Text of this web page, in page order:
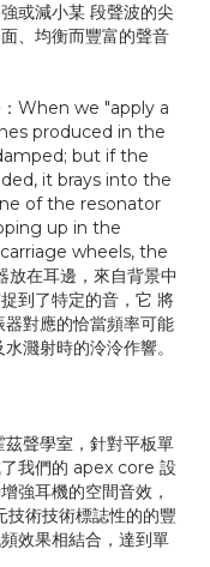
或減小某 段聲波的尖
、均衡而豐富的聲音
：When we "apply a
produced in the
but if the
it brays into the
of the resonator
up in the
wheels, the
在耳邊，來自背景中
到了特定的音，它 將
對應的恰當頻率可能
濺射時的泠泠作響。
聲學室，針對平板單
我們的 apex core 設
強耳機的空間音效，
術技術標誌性的的豐
效果相結合，達到單